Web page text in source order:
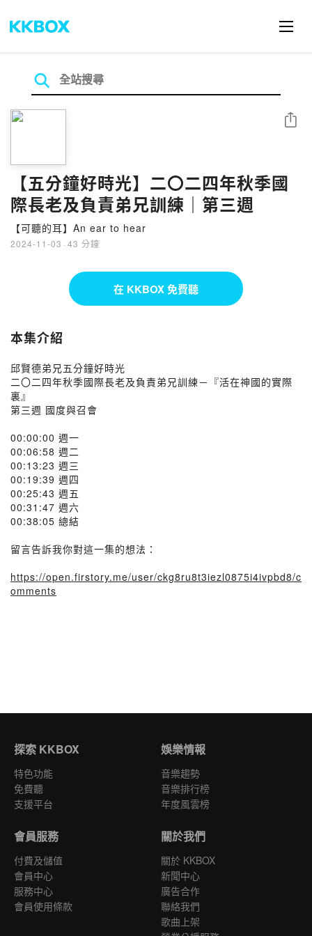
【五分鐘好時光】二〇二四年秋季國
際長老及負責弟兄訓練｜第三週
【可聽的耳】An ear to hear
2024-11-03 · 43 分鐘
分享
在 KKBOX 免費聽
本集介紹
邱賢德弟兄五分鐘好時光
二〇二四年秋季國際長老及負責弟兄訓練－『活在神國的實際
裏』
第三週 國度與召會
00:00:00 週一
00:06:58 週二
00:13:23 週三
00:19:39 週四
00:25:43 週五
00:31:47 週六
00:38:05 總結
留言告訴我你對這一集的想法：
https://open.firstory.me/user/ckg8ru8t3iezl0875i4ivpbd8/c
omments
探索 KKBOX
特色功能
免費聽
支援平台
娛樂情報
音樂趨勢
音樂排行榜
年度風雲榜
會員服務
付費及儲值
會員中心
服務中心
會員使用條款
關於我們
關於 KKBOX
新聞中心
廣告合作
聯絡我們
歌曲上架